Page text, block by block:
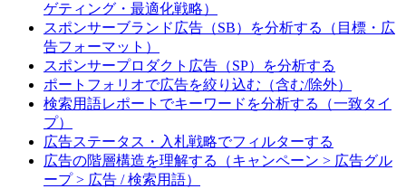
ゲティング・最適化戦略）
スポンサーブランド広告（SB）を分析する（目標・広
告フォーマット）
スポンサープロダクト広告（SP）を分析する
ポートフォリオで広告を絞り込む（含む/除外）
検索用語レポートでキーワードを分析する（一致タイ
プ）
広告ステータス・入札戦略でフィルターする
広告の階層構造を理解する（キャンペーン > 広告グル
ープ > 広告 / 検索用語）